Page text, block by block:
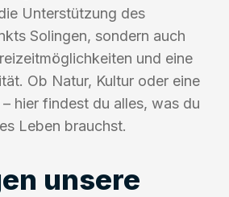
Unterstützung des
Solingen, sondern auch
und eine
Ob Natur, Kultur oder eine
hier findest du alles, was du
Leben brauchst.
unsere